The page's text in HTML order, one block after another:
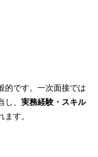
的です。一次面接では
、 実務経験・スキル
ます。